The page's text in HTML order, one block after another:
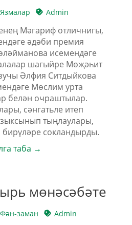
Язмалар Admin
Мәгариф отличнигы,
әдәби премия
исемендәге
шагыйре Мөҗәһит
Әлфия Ситдыйкова
Мөслим урта
белән очраштылар.
сәнгатьле итеп
тыңлаулары,
бирүләре сокландырды.
таба →
мөнәсәбәте
Фән-заман Admin